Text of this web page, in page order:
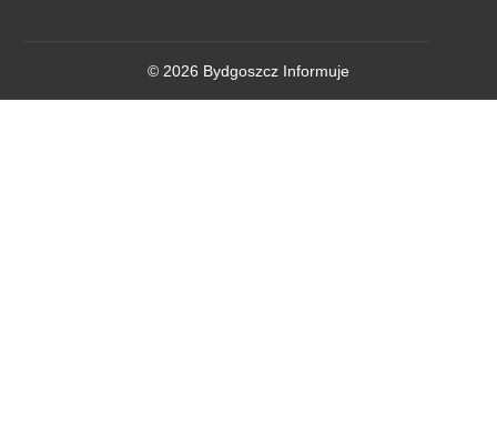
© 2026 Bydgoszcz Informuje